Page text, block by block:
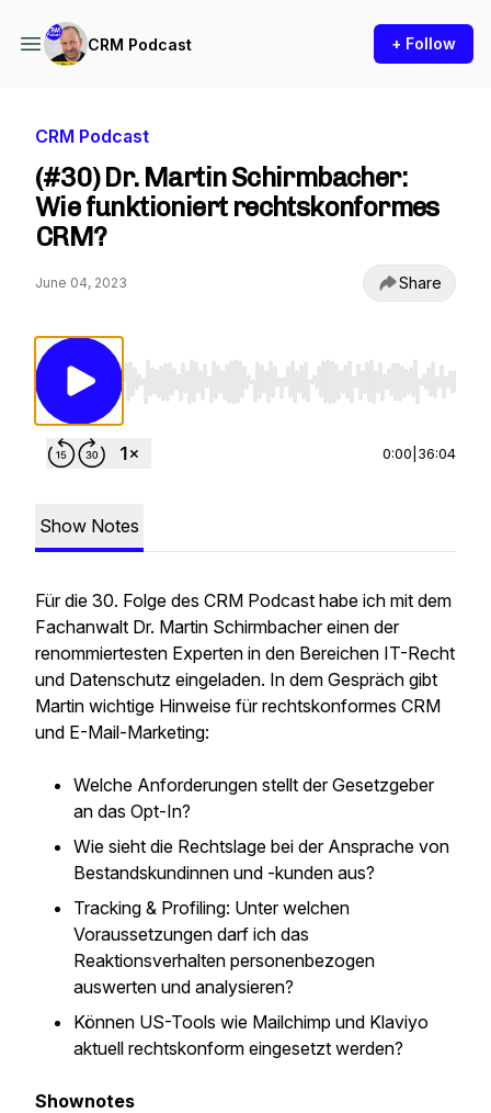
CRM Podcast + Follow
CRM Podcast
(#30) Dr. Martin Schirmbacher:
Wie funktioniert rechtskonformes
CRM?
June 04, 2023 Share
Use Left/Right to seek, Home/End to jump
0:00 36:04
Show Notes
Für die 30. Folge des CRM Podcast habe ich mit dem
Fachanwalt Dr. Martin Schirmbacher einen der
renommiertesten Experten in den Bereichen IT-Recht
und Datenschutz eingeladen. In dem Gespräch gibt
Martin wichtige Hinweise für rechtskonformes CRM
und E-Mail-Marketing:
Welche Anforderungen stellt der Gesetzgeber
an das Opt-In?
Wie sieht die Rechtslage bei der Ansprache von
Bestandskundinnen und -kunden aus?
Tracking & Profiling: Unter welchen
Voraussetzungen darf ich das
Reaktionsverhalten personenbezogen
auswerten und analysieren?
Können US-Tools wie Mailchimp und Klaviyo
aktuell rechtskonform eingesetzt werden?
Shownotes